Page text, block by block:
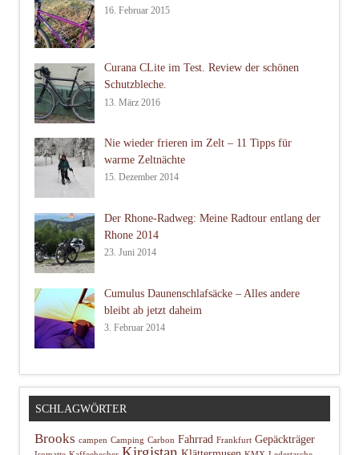
16. Februar 2015
Curana CLite im Test. Review der schönen
Schutzbleche.
13. März 2016
Nie wieder frieren im Zelt – 11 Tipps für
warme Zeltnächte
15. Dezember 2014
Der Rhone-Radweg: Meine Radtour entlang der
Rhone 2014
23. Juni 2014
Cumulus Daunenschlafsäcke – Alles andere
bleibt ab jetzt daheim
3. Februar 2014
SCHLAGWÖRTER
Brooks campen Camping Carbon Fahrrad Frankfurt Gepäckträger